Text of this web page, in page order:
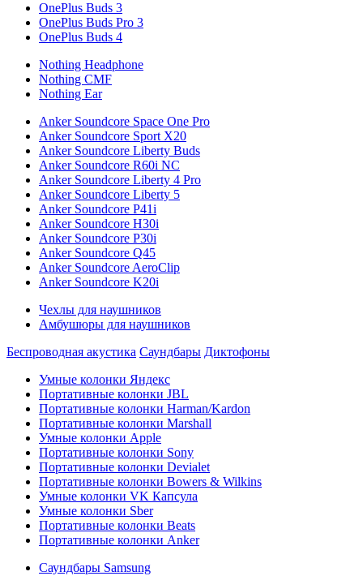
OnePlus Buds 3
OnePlus Buds Pro 3
OnePlus Buds 4
Nothing Headphone
Nothing CMF
Nothing Ear
Anker Soundcore Space One Pro
Anker Soundcore Sport X20
Anker Soundcore Liberty Buds
Anker Soundcore R60i NC
Anker Soundcore Liberty 4 Pro
Anker Soundcore Liberty 5
Anker Soundcore P41i
Anker Soundcore H30i
Anker Soundcore P30i
Anker Soundcore Q45
Anker Soundcore AeroClip
Anker Soundcore K20i
Чехлы для наушников
Амбушюры для наушников
Беспроводная акустика Саундбары Диктофоны
Умные колонки Яндекс
Портативные колонки JBL
Портативные колонки Harman/Kardon
Портативные колонки Marshall
Умные колонки Apple
Портативные колонки Sony
Портативные колонки Devialet
Портативные колонки Bowers & Wilkins
Умные колонки VK Капсула
Умные колонки Sber
Портативные колонки Beats
Портативные колонки Anker
Саундбары Samsung